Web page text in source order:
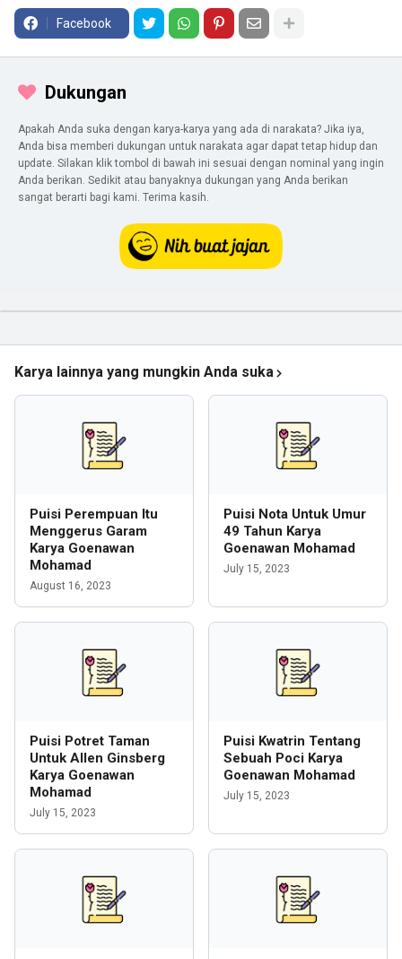
Facebook
Dukungan
Apakah Anda suka dengan karya-karya yang ada di narakata? Jika iya,
Anda bisa memberi dukungan untuk narakata agar dapat tetap hidup dan
update. Silakan klik tombol di bawah ini sesuai dengan nominal yang ingin
Anda berikan. Sedikit atau banyaknya dukungan yang Anda berikan
sangat berarti bagi kami. Terima kasih.
Karya lainnya yang mungkin Anda suka
Puisi Perempuan Itu
Menggerus Garam
Karya Goenawan
Mohamad
August 16, 2023
Puisi Nota Untuk Umur
49 Tahun Karya
Goenawan Mohamad
July 15, 2023
Puisi Potret Taman
Untuk Allen Ginsberg
Karya Goenawan
Mohamad
July 15, 2023
Puisi Kwatrin Tentang
Sebuah Poci Karya
Goenawan Mohamad
July 15, 2023